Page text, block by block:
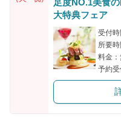
足度NO.1美食
大特典フェア
所要
料金
予約